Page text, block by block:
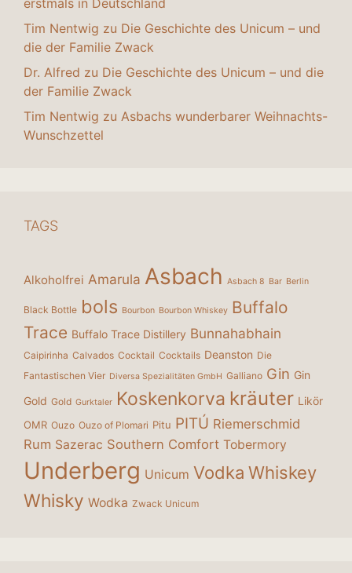
Tim Nentwig zu Die Geschichte des Unicum – und
die der Familie Zwack
Dr. Alfred zu Die Geschichte des Unicum – und die
der Familie Zwack
Tim Nentwig zu Asbachs wunderbarer Weihnachts-
Wunschzettel
TAGS
Alkoholfrei Amarula Asbach Asbach 8 Bar Berlin
Black Bottle bols Bourbon Bourbon Whiskey Buffalo
Trace Buffalo Trace Distillery Bunnahabhain
Caipirinha Calvados Cocktail Cocktails Deanston Die
Fantastischen Vier Diversa Spezialitäten GmbH Galliano Gin Gin
Gold Gold Gurktaler Koskenkorva kräuter Likör
OMR Ouzo Ouzo of Plomari Pitu PITÚ Riemerschmid
Rum Sazerac Southern Comfort Tobermory
Underberg Unicum Vodka Whiskey
Whisky Wodka Zwack Unicum